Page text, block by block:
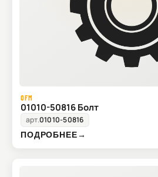
OFM
01010-50816 Болт
арт.01010-50816
ПОДРОБНЕЕ→